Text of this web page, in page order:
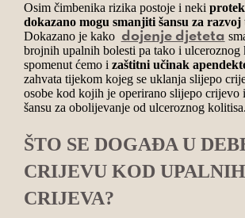
Osim čimbenika rizika postoje i neki
dokazano mogu smanjiti šansu za
Dokazano je kako dojenje djeteta
brojnih upalnih bolesti pa tako i ulceroznog
spomenut ćemo i zaštitni učinak
zahvata tijekom kojeg se uklanja slijepo
osobe kod kojih je operirano slijepo crijevo
šansu za obolijevanje od ulceroznog kolitisa.
ŠTO SE DOGAĐA U
CRIJEVU KOD
CRIJEVA?